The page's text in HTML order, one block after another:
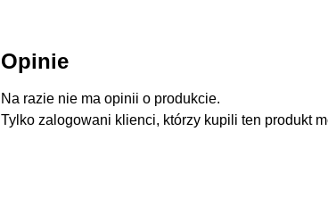
Opinie
Na razie nie ma opinii o produkcie.
Tylko zalogowani klienci, którzy kupili ten produkt